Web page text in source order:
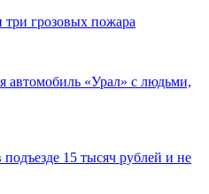
грозовых пожара
автомобиль «Урал» с людьми,
15 тысяч рублей и не